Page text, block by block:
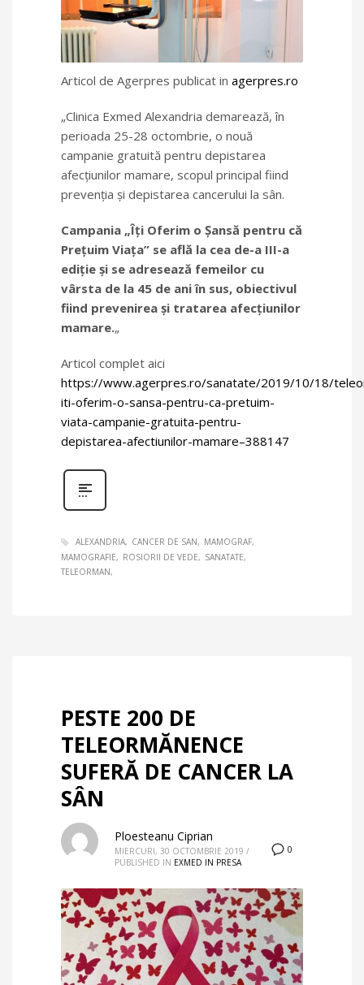
Articol de Agerpres publicat in agerpres.ro
„Clinica Exmed Alexandria demarează, în
perioada 25-28 octombrie, o nouă
campanie gratuită pentru depistarea
afecţiunilor mamare, scopul principal fiind
prevenţia şi depistarea cancerului la sân.
Campania „Îţi Oferim o Şansă pentru că
Preţuim Viaţa” se află la cea de-a III-a
ediţie şi se adresează femeilor cu
vârsta de la 45 de ani în sus, obiectivul
fiind prevenirea şi tratarea afecţiunilor
mamare.„
Articol complet aici
https://www.agerpres.ro/sanatate/2019/10/18/
iti-oferim-o-sansa-pentru-ca-pretuim-
viata-campanie-gratuita-pentru-
depistarea-afectiunilor-mamare–388147
ALEXANDRIA CANCER DE SAN
MAMOGRAF
MAMOGRAFIE
ROSIORII DE VEDE
SANATATE
TELEORMAN
PESTE 200 DE
TELEORMĂNENCE
SUFERĂ DE CANCER LA
SÂN
0
Ploesteanu Ciprian
MIERCURI, 30 OCTOMBRIE 2019 /
PUBLISHED IN EXMED IN PRESA